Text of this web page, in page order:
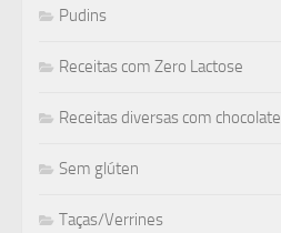
Pudins
Receitas com Zero Lactose
Receitas diversas com chocolate
Sem glúten
Taças/Verrines